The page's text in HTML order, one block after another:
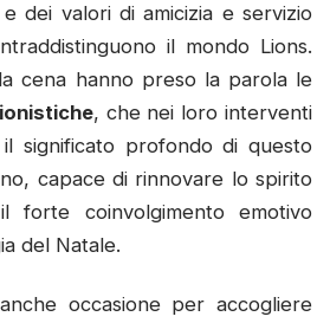
dei valori di amicizia e servizio
il mondo Lions.
cena hanno preso la parola le
, che nei loro interventi
significato profondo di questo
capace di rinnovare lo spirito
forte coinvolgimento emotivo
del Natale.
occasione per accogliere